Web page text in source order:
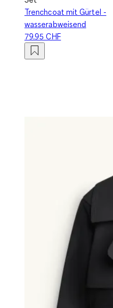
Trenchcoat mit Gürtel -
wasserabweisend
79.95 CHF